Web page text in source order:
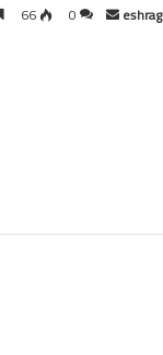
eshrag
أرسل 0
66